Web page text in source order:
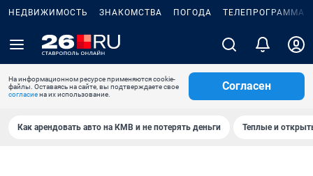
НЕДВИЖИМОСТЬ ЗНАКОМСТВА ПОГОДА ТЕЛЕПРОГРАММА
На информационном ресурсе применяются cookie-
файлы. Оставаясь на сайте, вы подтверждаете свое
согласиена их использование.
Согласен
Как арендовать авто на КМВ и не потерять деньги Теплые и